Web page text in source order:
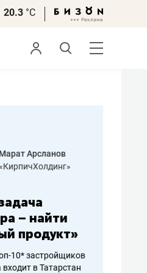
20.3 °С
Арсланов
– найти
продукт»
10* застройщиков
в Татарстан